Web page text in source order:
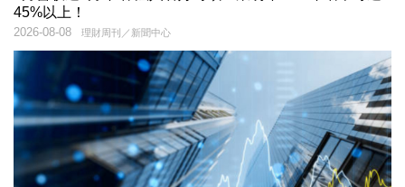
45%以上！
理財周刊／新聞中心
2026-08-08